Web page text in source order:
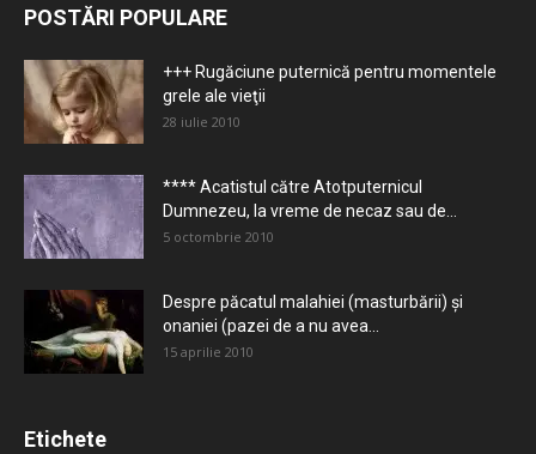
POSTĂRI POPULARE
+++ Rugăciune puternică pentru momentele
grele ale vieţii
28 iulie 2010
**** Acatistul către Atotputernicul
Dumnezeu, la vreme de necaz sau de...
5 octombrie 2010
Despre păcatul malahiei (masturbării) şi
onaniei (pazei de a nu avea...
15 aprilie 2010
Etichete